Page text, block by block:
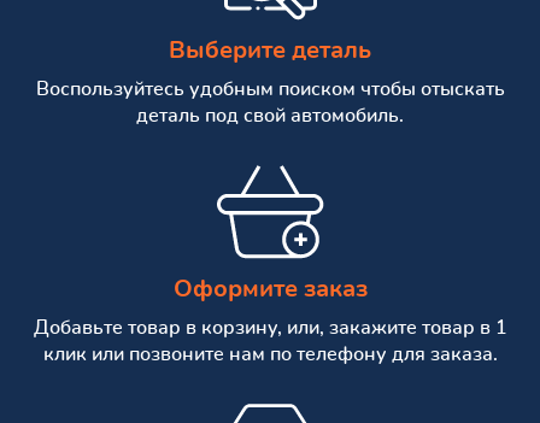
Выберите деталь
Воспользуйтесь удобным поиском чтобы отыскать
деталь под свой автомобиль.
Оформите заказ
Добавьте товар в корзину, или, закажите товар в 1
клик или позвоните нам по телефону для заказа.